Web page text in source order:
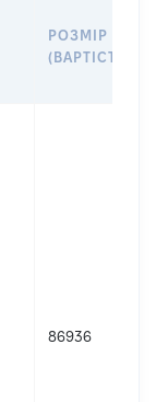
РОЗМІР
(ВАРТІСТЬ)
86936